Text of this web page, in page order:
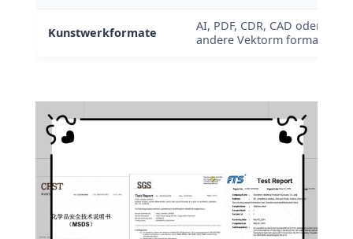
Kunstwerkformate
AI, PDF, CDR, CAD oder
andere Vektorm formate